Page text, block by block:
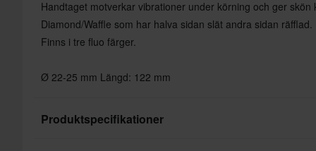
Handtaget motverkar vibrationer under körning och ger skön
Diamond/Waffle som har halva sidan slät andra sidan räfflad.
Finns i tre fluo färger.
Ø 22-25 mm Längd: 122 mm
Produktspecifikationer